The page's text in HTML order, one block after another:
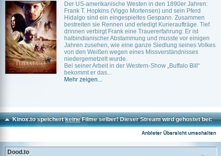
Der US-amerikanische Westen in den 1890er Jahren:
Frank T. Hopkins (Viggo Mortensen) und sein Pferd
Hidalgo sind ein eingespieltes Gespann. Zusammen
bestreiten sie Rennen und erledigt Kurieraufträge. Tief
drinnen verbirgt Frank eine Trauererfahrung: Er ist
halbindianischer Abstammung und musste vor einigen
Jahren zusehen, wie eine ganze Siedlung seines Volkes
von den Weißen wegen eines Missverständnisses
niedergemetzelt wurde.
Bei seiner Arbeit in der Western-Show „Buffalo Bill“
bekommt er das...
Mehr zeigen...
Kinox.to speichertkeineFilme selber! Dieser Stream wird gehostet bei:
Anbieter Übersicht umschalten
Dood.to